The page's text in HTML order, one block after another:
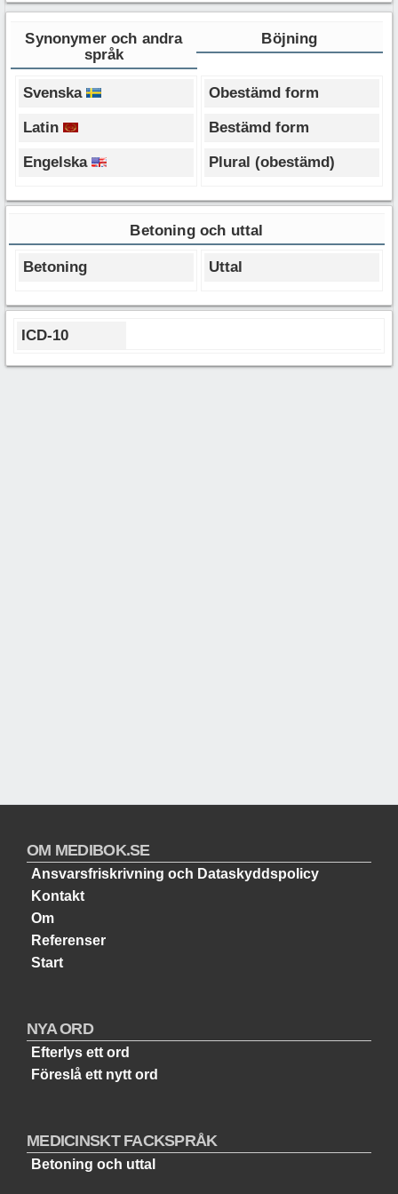
Synonymer och andra
språk
Böjning
Svenska
Latin
Engelska
Obestämd form
Bestämd form
Plural (obestämd)
Betoning och uttal
Betoning Uttal
ICD-10
OM MEDIBOK.SE
Ansvarsfriskrivning och Dataskyddspolicy
Kontakt
Om
Referenser
Start
NYA ORD
Efterlys ett ord
Föreslå ett nytt ord
MEDICINSKT FACKSPRÅK
Betoning och uttal